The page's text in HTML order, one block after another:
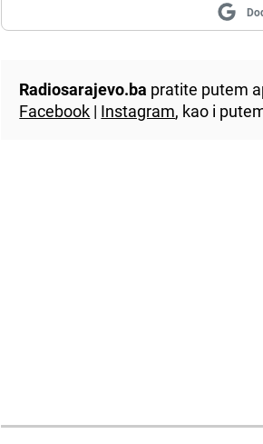
Radiosarajevo.ba pratite putem
Facebook | Instagram, kao i